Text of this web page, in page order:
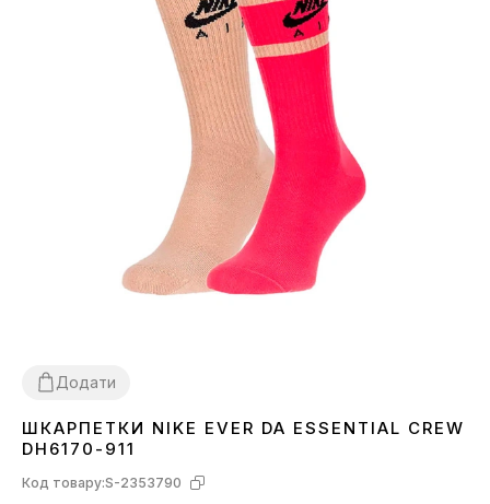
Додати
30-34 38-4242-46
ШКАРПЕТКИ NIKE EVER DA ESSENTIAL CREW
DH6170-911
Код товару:S-2353790